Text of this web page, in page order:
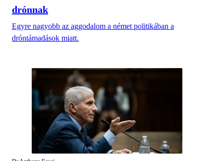
drónnak
Egyre nagyobb az aggodalom a német politikában a
dróntámadások miatt.